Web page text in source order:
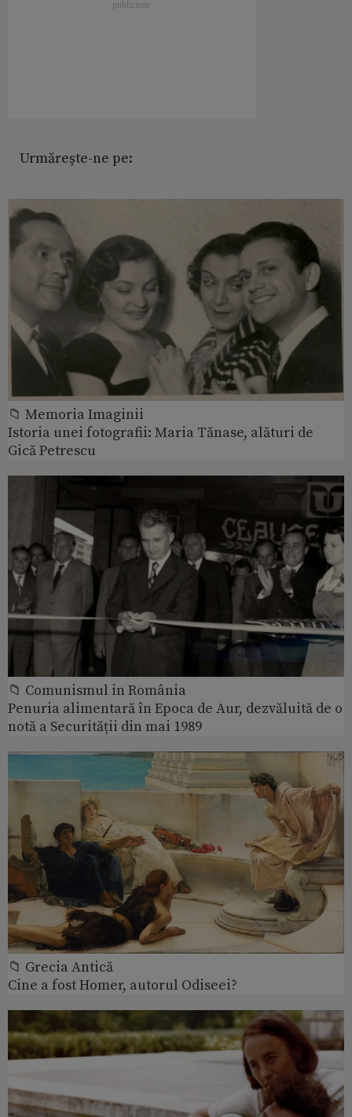
Urmărește-ne pe:
📁 Memoria Imaginii
Istoria unei fotografii: Maria Tănase, alături de
Gică Petrescu
📁 Comunismul in România
Penuria alimentară în Epoca de Aur, dezvăluită de o
notă a Securității din mai 1989
📁 Grecia Antică
Cine a fost Homer, autorul Odiseei?